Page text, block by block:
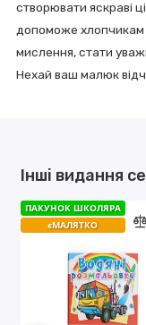
створювати яскраві
допоможе хлопчикам
мислення, стати
Нехай ваш малюк
Інші видання
ПАКУНОК ШКОЛЯРА
єМАЛЯТКО
ПАКУНОК ШКОЛЯРА
єМАЛЯТКО